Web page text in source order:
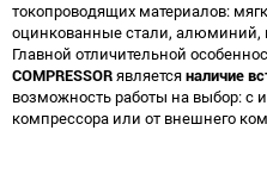
токопроводящих материалов:
оцинкованные стали, алюминий,
Главной отличительной
COMPRESSOR является наличие
возможность работы на выбор: с
компрессора или от внешнего